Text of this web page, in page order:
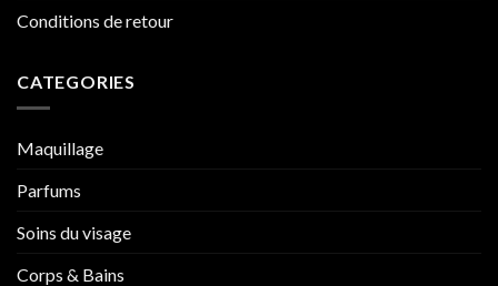
Conditions de retour
CATEGORIES
Maquillage
Parfums
Soins du visage
Corps & Bains